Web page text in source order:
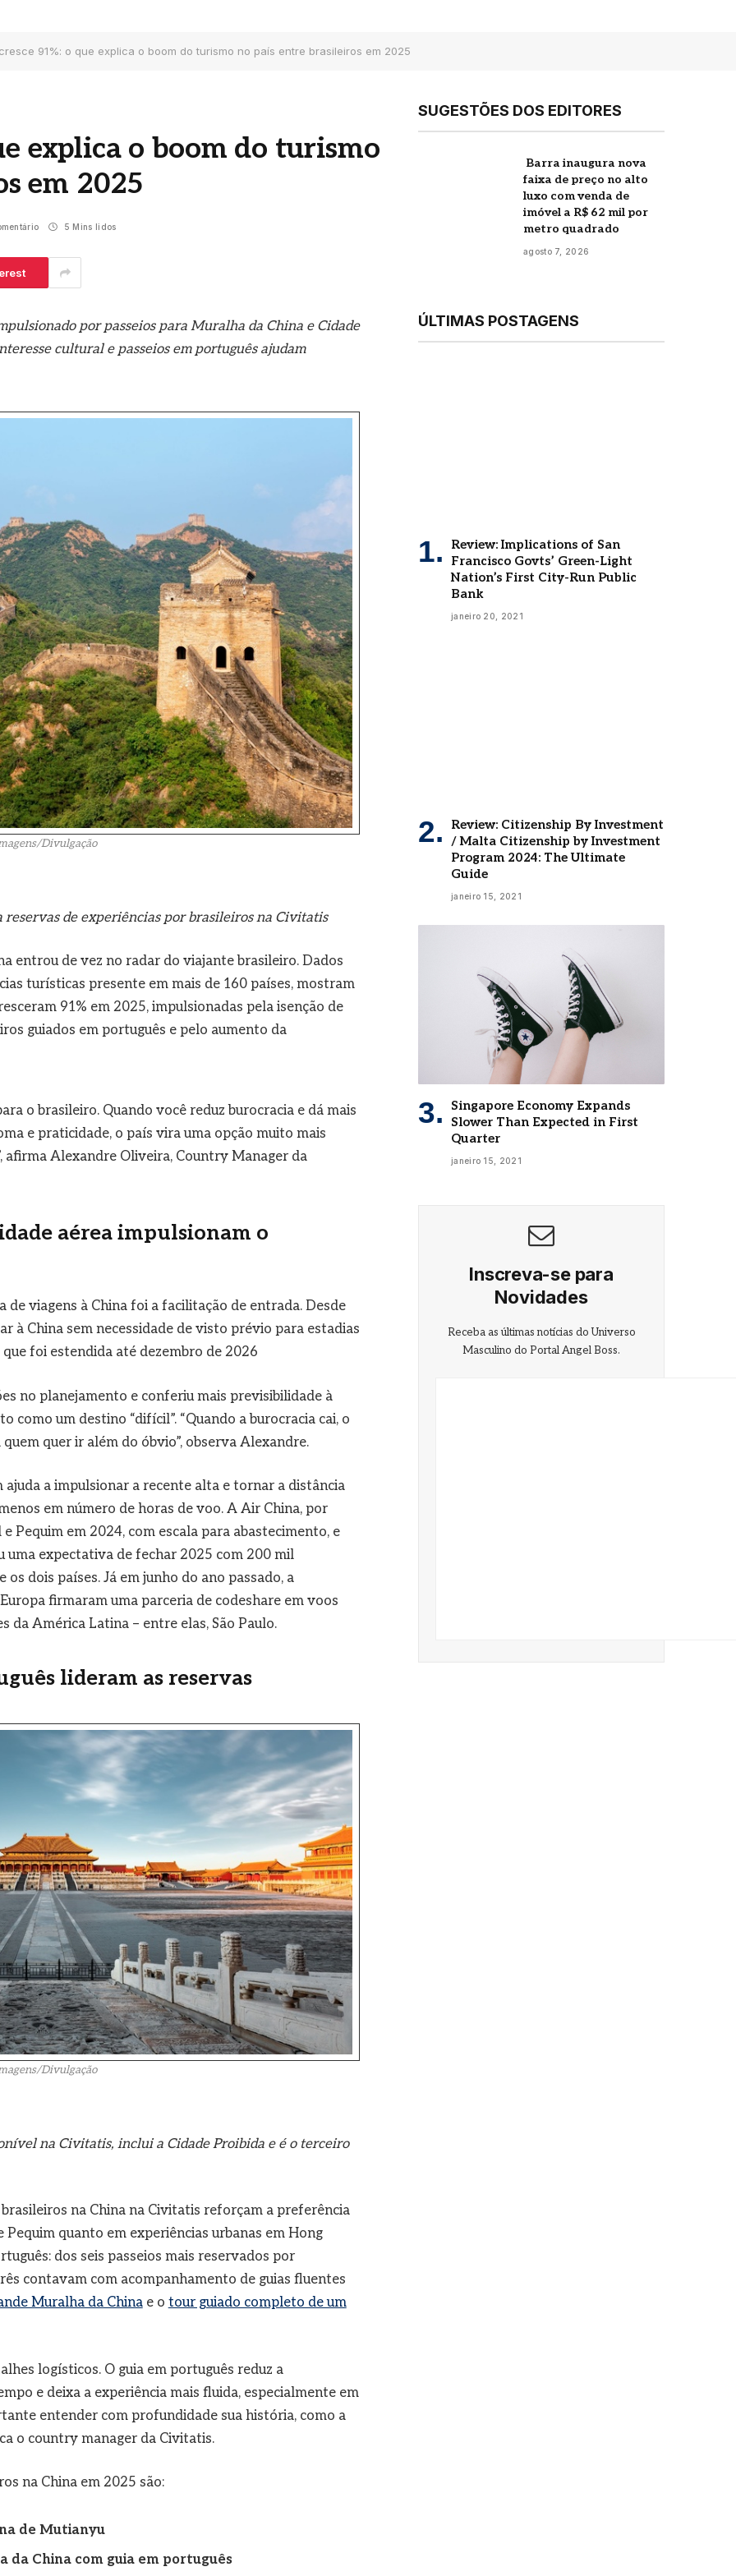
91%: o que explica o boom do turismo no país entre brasileiros em 2025
explica o boom do turismo
em 2025
5 Mins lidos
por passeios para Muralha da China e Cidade
cultural e passeios em português ajudam
Divulgação
de experiências por brasileiros na Civitatis
entrou de vez no radar do viajante brasileiro. Dados
turísticas presente em mais de 160 países, mostram
91% em 2025, impulsionadas pela isenção de
guiados em português e pelo aumento da
o brasileiro. Quando você reduz burocracia e dá mais
e praticidade, o país vira uma opção muito mais
afirma Alexandre Oliveira, Country Manager da
aérea impulsionam o
viagens à China foi a facilitação de entrada. Desde
à China sem necessidade de visto prévio para estadias
foi estendida até dezembro de 2026
no planejamento e conferiu mais previsibilidade à
como um destino “difícil”. “Quando a burocracia cai, o
quer ir além do óbvio”, observa Alexandre.
a impulsionar a recente alta e tornar a distância
em número de horas de voo. A Air China, por
Pequim em 2024, com escala para abastecimento, e
uma expectativa de fechar 2025 com 200 mil
dois países. Já em junho do ano passado, a
firmaram uma parceria de codeshare em voos
da América Latina – entre elas, São Paulo.
lideram as reservas
Divulgação
na Civitatis, inclui a Cidade Proibida e é o terceiro
na China na Civitatis reforçam a preferência
quanto em experiências urbanas em Hong
dos seis passeios mais reservados por
contavam com acompanhamento de guias fluentes
Muralha da Chinae o tour guiado completo de um
logísticos. O guia em português reduz a
e deixa a experiência mais fluida, especialmente em
entender com profundidade sua história, como a
o country manager da Civitatis.
na China em 2025 são:
de Mutianyu
da China com guia em português
SUGESTÕES DOS EDITORES
Barra inaugura nova
faixa de preço no alto
luxo com venda de
imóvel a R$ 62 mil por
metro quadrado
agosto 7, 2026
ÚLTIMAS POSTAGENS
Review: Implications of San
Francisco Govts’ Green-Light
Nation’s First City-Run Public
Bank
janeiro 20, 2021
Review: Citizenship By Investment
/ Malta Citizenship by Investment
Program 2024: The Ultimate
Guide
janeiro 15, 2021
Singapore Economy Expands
Slower Than Expected in First
Quarter
janeiro 15, 2021
Inscreva-se para
Novidades
Receba as últimas notícias do Universo
Masculino do Portal Angel Boss.